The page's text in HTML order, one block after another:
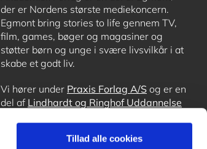
Tillad alle cookies
der er Nordens største mediekoncern.
Egmont bring stories to life gennem TV,
film, games, bøger og magasiner og
støtter børn og unge i svære livsvilkår i at
skabe et godt liv.
Vi hører under Praxis Forlag A/S og er en
del af Lindhardt og Ringhof Uddannelse
OrdblindetræningogForstå.dk.